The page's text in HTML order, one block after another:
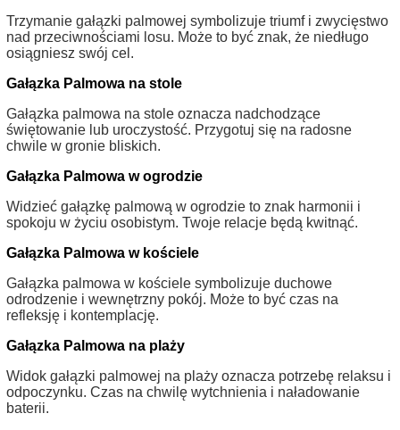
Trzymanie gałązki palmowej symbolizuje triumf i zwycięstwo
nad przeciwnościami losu. Może to być znak, że niedługo
osiągniesz swój cel.
Gałązka Palmowa na stole
Gałązka palmowa na stole oznacza nadchodzące
świętowanie lub uroczystość. Przygotuj się na radosne
chwile w gronie bliskich.
Gałązka Palmowa w ogrodzie
Widzieć gałązkę palmową w ogrodzie to znak harmonii i
spokoju w życiu osobistym. Twoje relacje będą kwitnąć.
Gałązka Palmowa w kościele
Gałązka palmowa w kościele symbolizuje duchowe
odrodzenie i wewnętrzny pokój. Może to być czas na
refleksję i kontemplację.
Gałązka Palmowa na plaży
Widok gałązki palmowej na plaży oznacza potrzebę relaksu i
odpoczynku. Czas na chwilę wytchnienia i naładowanie
baterii.